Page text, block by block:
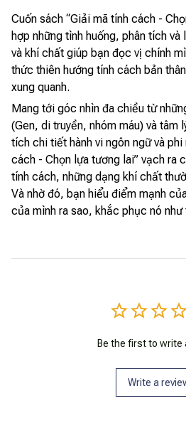
Cuốn sách “Giải mã tính cách -
hợp những tình huống, phân tích
và khí chất giúp bạn đọc vị chính
thức thiên hướng tính cách bản
xung quanh.
Mang tới góc nhìn đa chiều từ
(Gen, di truyền, nhóm máu) và tâm
tích chi tiết hành vi ngôn ngữ và
cách - Chọn lựa tương lai” vạch ra
tính cách, những dạng khí chất
Và nhờ đó, bạn hiểu điểm mạnh
của mình ra sao, khắc phục nó như
Be the first to write
Write a